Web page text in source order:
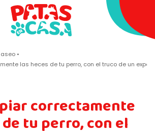
aseo
las heces de tu perro, con el truco de un
correctamente
tu perro, con el